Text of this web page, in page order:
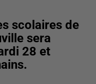
scolaires de
sera
28 et